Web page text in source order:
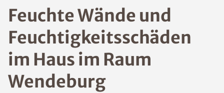
Feuchte Wände und
Feuchtigkeitsschäde
n im Haus im Raum
Wendeburg